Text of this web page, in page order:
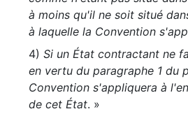
à moins qu'il ne soit situé
à laquelle la Convention
4) Si un État contractant ne
en vertu du paragraphe 1 du
Convention s'appliquera à
de cet État. »